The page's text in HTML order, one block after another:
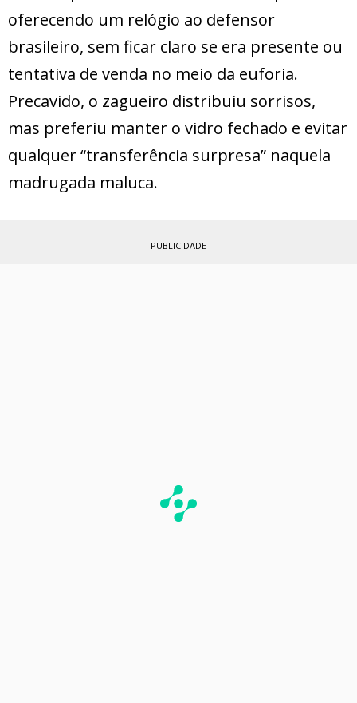
oferecendo um relógio ao defensor
brasileiro, sem ficar claro se era presente ou
tentativa de venda no meio da euforia.
Precavido, o zagueiro distribuiu sorrisos,
mas preferiu manter o vidro fechado e evitar
qualquer “transferência surpresa” naquela
madrugada maluca.
PUBLICIDADE